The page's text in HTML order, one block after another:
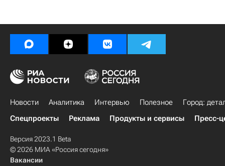
Новости Аналитика Интервью Полезное
Город:
Спецпроекты
Реклама Продукты и сервисы Пресс-
Версия 2023.1 Beta
© 2026 МИА «Россия сегодня»
Вакансии